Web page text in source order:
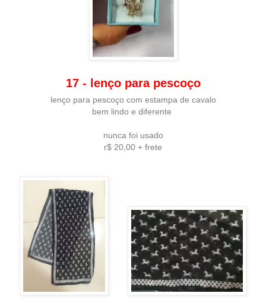
17 - lenço para pescoço
lenço para pescoço com estampa de cavalo
bem lindo e diferente
nunca foi usado
r$ 20,00 + frete